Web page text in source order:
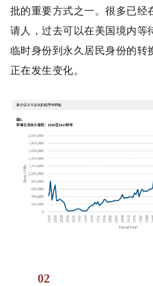
批的重要方式之一。很多已经
请人，过去可以在美国境内等
临时身份到永久居民身份的转
正在发生变化。
02